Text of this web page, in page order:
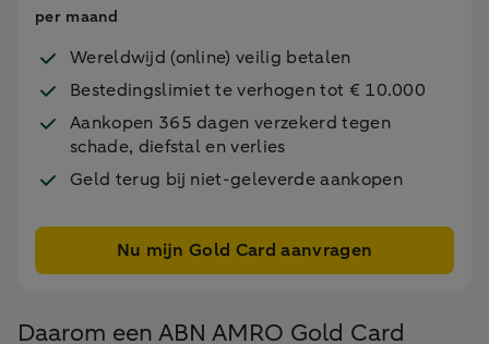
per maand
Wereldwijd (online) veilig betalen
Bestedingslimiet te verhogen tot € 10.000
Aankopen 365 dagen verzekerd tegen
schade, diefstal en verlies
Geld terug bij niet-geleverde aankopen
Nu mijn Gold Card aanvragen
Daarom een ABN AMRO Gold Card